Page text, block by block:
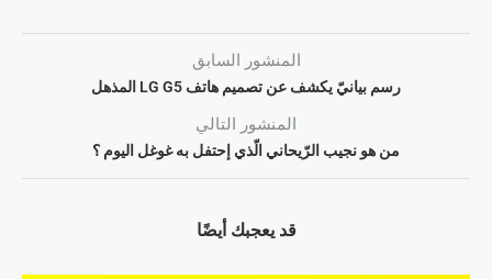
المنشور السابق
رسم بيانيّ يكشف عن تصميم هاتف LG G5 المذهل
المنشور التالي
من هو نجيب الرّيحاني الّذي إحتفل به غوغل اليوم ؟
قد يعجبك أيضًا